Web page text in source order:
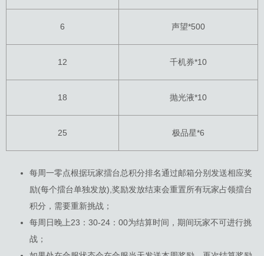
6 声望*500
12 千机券*10
18 抛光液*10
25 极品星*6
每周一零点根据玩家擂台总积分排名通过邮箱分别发送相应奖
励(每个擂台单独发放),奖励发放结束会重置所有玩家占领擂台
积分，需要重新挑战；
每周日晚上23：30-24：00为结算时间，期间玩家不可进行挑
战；